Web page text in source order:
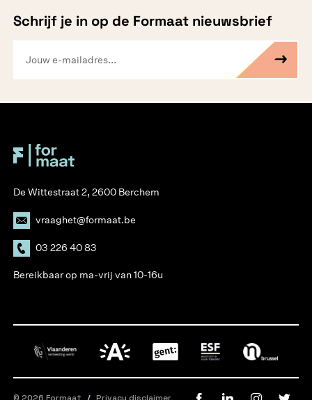
Schrijf je in op de Formaat nieuwsbrief
De Wittestraat 2, 2600 Berchem
vraaghet@formaat.be
03 226 40 83
Bereikbaar op ma-vrij van 10-16u